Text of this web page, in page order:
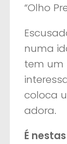
“Olho
numa
tem um
coloca
adora.
É